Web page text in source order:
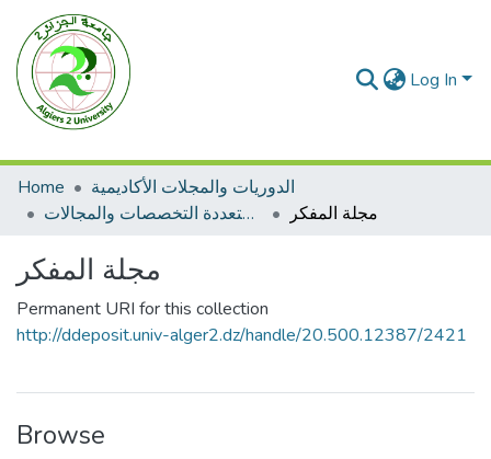
Log In
Home
الدوريات والمجلات الأكاديمية
مجلات متعددة التخصصات والمجالات
مجلة المفكر
مجلة المفكر
Permanent URI for this collection
http://ddeposit.univ-alger2.dz/handle/20.500.12387/2421
Browse